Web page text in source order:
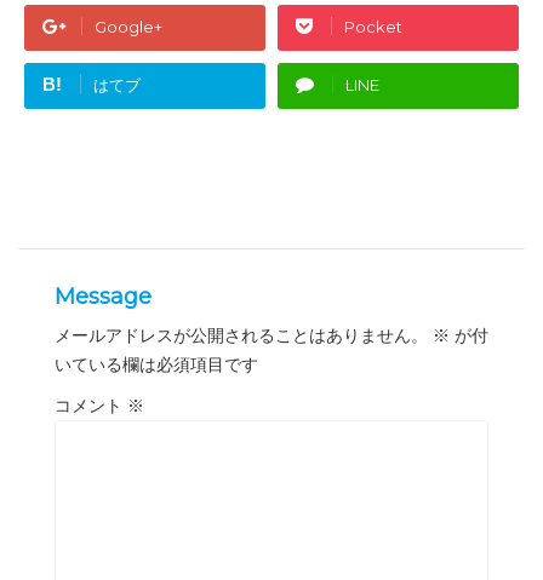
Google+ Pocket
B! はてブ LINE
Message
メールアドレスが公開されることはありません。 ※ が付
いている欄は必須項目です
コメント ※